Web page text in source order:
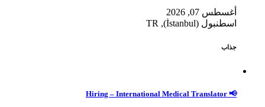
أغسطس 07, 2026
اسطنبول (İstanbul), TR
جذاب
📢 Hiring – International Medical Translator